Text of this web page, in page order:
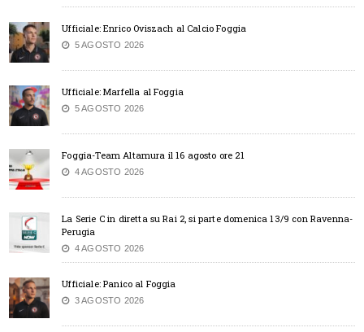
Ufficiale: Enrico Oviszach al Calcio Foggia
5 AGOSTO 2026
Ufficiale: Marfella al Foggia
5 AGOSTO 2026
Foggia-Team Altamura il 16 agosto ore 21
4 AGOSTO 2026
La Serie C in diretta su Rai 2, si parte domenica 13/9 con Ravenna-
Perugia
4 AGOSTO 2026
Ufficiale: Panico al Foggia
3 AGOSTO 2026